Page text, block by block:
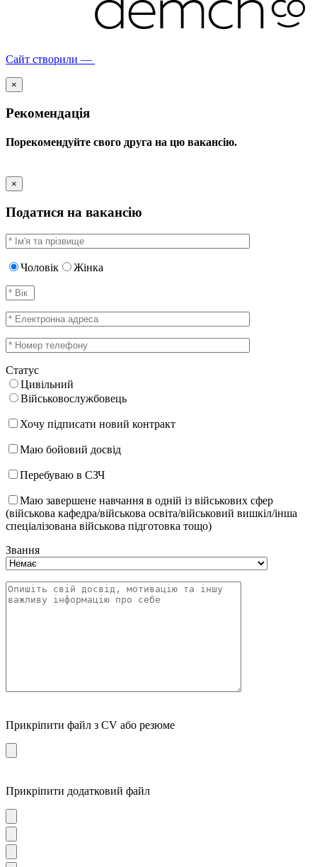
Сайт створили —
×
Рекомендація
Порекомендуйте свого друга на цю вакансію.
×
Податися на вакансію
Чоловік Жінка
Статус
Цивільний
Військовослужбовець
Хочу підписати новий контракт
Маю бойовий досвід
Перебуваю в СЗЧ
Маю завершене навчання в одній із військових сфер
(військова кафедра/військова освіта/військовий вишкіл/інша
спеціалізована військова підготовка тощо)
Звання
Прикріпити файл з CV або резюме
Прикріпити додатковий файл